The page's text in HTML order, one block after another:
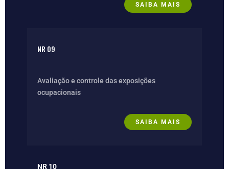
SAIBA MAIS
NR 09
Avaliação e controle das exposições
ocupacionais
SAIBA MAIS
NR 10